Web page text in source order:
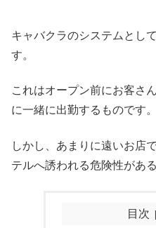
キャバクラのシステムとし
す。
これはオープン前にお客さ
に一緒に出勤するものです。
しかし、あまりに遠いお店
テルへ誘われる危険性があ
目次